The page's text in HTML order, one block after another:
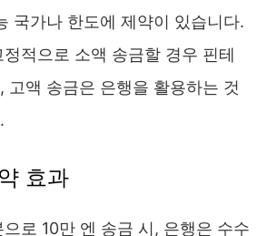
국가나 한도에 제약이 있습니다.
적으로 소액 송금할 경우 핀테
고액 송금은 은행을 활용하는 것
효과
로 10만 엔 송금 시, 은행은 수수